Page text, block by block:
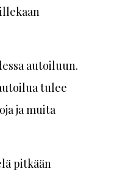
autoiluun.
tulee
ja muita
pitkään